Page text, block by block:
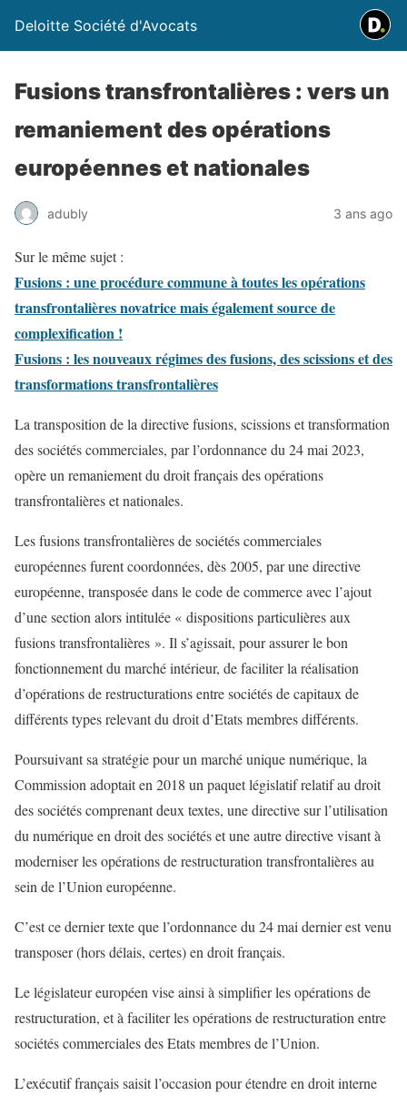
Deloitte Société d'Avocats
Fusions transfrontalières : vers un
remaniement des opérations
européennes et nationales
adubly 3 ans ago
Sur le même sujet :
Fusions : une procédure commune à toutes les opérations
transfrontalières novatrice mais également source de
complexification !
Fusions : les nouveaux régimes des fusions, des scissions et des
transformations transfrontalières
La transposition de la directive fusions, scissions et transformation
des sociétés commerciales, par l’ordonnance du 24 mai 2023,
opère un remaniement du droit français des opérations
transfrontalières et nationales.
Les fusions transfrontalières de sociétés commerciales
européennes furent coordonnées, dès 2005, par une directive
européenne, transposée dans le code de commerce avec l’ajout
d’une section alors intitulée « dispositions particulières aux
fusions transfrontalières ». Il s’agissait, pour assurer le bon
fonctionnement du marché intérieur, de faciliter la réalisation
d’opérations de restructurations entre sociétés de capitaux de
différents types relevant du droit d’Etats membres différents.
Poursuivant sa stratégie pour un marché unique numérique, la
Commission adoptait en 2018 un paquet législatif relatif au droit
des sociétés comprenant deux textes, une directive sur l’utilisation
du numérique en droit des sociétés et une autre directive visant à
moderniser les opérations de restructuration transfrontalières au
sein de l’Union européenne.
C’est ce dernier texte que l’ordonnance du 24 mai dernier est venu
transposer (hors délais, certes) en droit français.
Le législateur européen vise ainsi à simplifier les opérations de
restructuration, et à faciliter les opérations de restructuration entre
sociétés commerciales des Etats membres de l’Union.
L’exécutif français saisit l’occasion pour étendre en droit interne